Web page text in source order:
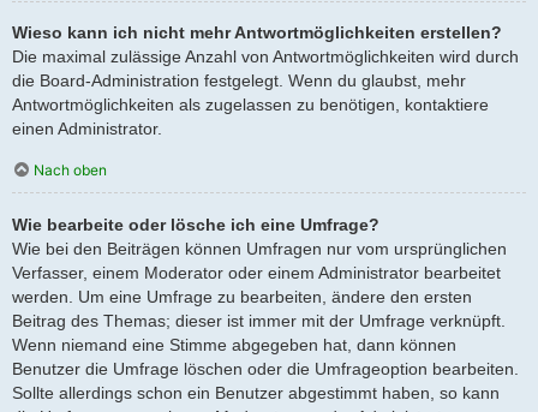
Wieso kann ich nicht mehr Antwortmöglichkeiten erstellen?
Die maximal zulässige Anzahl von Antwortmöglichkeiten wird durch
die Board-Administration festgelegt. Wenn du glaubst, mehr
Antwortmöglichkeiten als zugelassen zu benötigen, kontaktiere
einen Administrator.
Nach oben
Wie bearbeite oder lösche ich eine Umfrage?
Wie bei den Beiträgen können Umfragen nur vom ursprünglichen
Verfasser, einem Moderator oder einem Administrator bearbeitet
werden. Um eine Umfrage zu bearbeiten, ändere den ersten
Beitrag des Themas; dieser ist immer mit der Umfrage verknüpft.
Wenn niemand eine Stimme abgegeben hat, dann können
Benutzer die Umfrage löschen oder die Umfrageoption bearbeiten.
Sollte allerdings schon ein Benutzer abgestimmt haben, so kann